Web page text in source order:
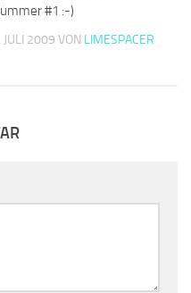
#1 :-)
JULI 2009 VON LIMESPACER